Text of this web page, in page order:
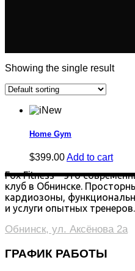
Showing the single result
New
Home Gym
$399.00Add to cart
Fox Fitness – это
клуб в Обнинске.
кардиозоны,
и услуги опытных тренеров.
Обнинск, ул. Аксёнова 2а
ГРАФИК РАБОТЫ